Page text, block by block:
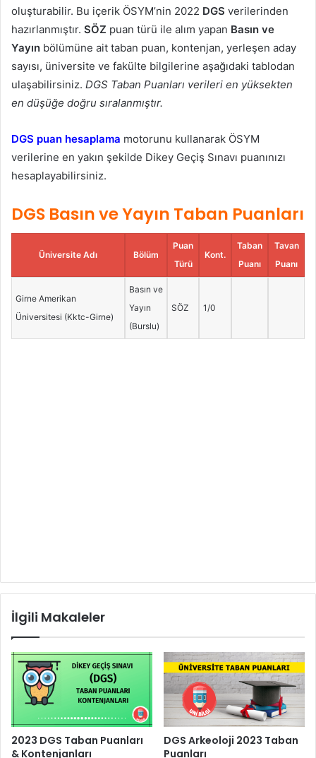
oluşturabilir. Bu içerik ÖSYM’nin 2022 DGS verilerinden
hazırlanmıştır. SÖZ puan türü ile alım yapan Basın ve
Yayın bölümüne ait taban puan, kontenjan, yerleşen aday
sayısı, üniversite ve fakülte bilgilerine aşağıdaki tablodan
ulaşabilirsiniz. DGS Taban Puanları verileri en yüksekten
en düşüğe doğru sıralanmıştır.
DGS puan hesaplama motorunu kullanarak ÖSYM
verilerine en yakın şekilde Dikey Geçiş Sınavı puanınızı
hesaplayabilirsiniz.
DGS Basın ve Yayın Taban Puanları
Üniversite Adı Bölüm
Puan
Türü
Kont.
Taban
Puanı
Tavan
Puanı
Girne Amerikan
Üniversitesi (Kktc-Girne)
Basın ve
Yayın
(Burslu)
SÖZ 1/0
İlgili Makaleler
2023 DGS Taban Puanları
& Kontenjanları
DGS Arkeoloji 2023 Taban
Puanları